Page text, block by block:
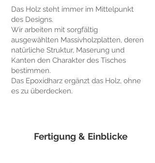
Das Holz steht immer im Mittelpunkt
des Designs.
Wir arbeiten mit sorgfältig
ausgewählten Massivholzplatten, deren
natürliche Struktur, Maserung und
Kanten den Charakter des Tisches
bestimmen.
Das Epoxidharz ergänzt das Holz, ohne
es zu überdecken.
Fertigung & Einblicke